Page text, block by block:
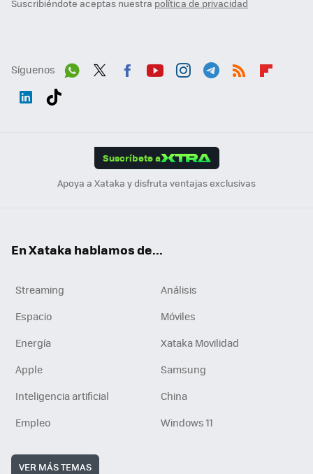
Suscribiéndote aceptas nuestra política de privacidad
Síguenos
Suscríbete a
Apoya a Xataka y disfruta ventajas exclusivas
En Xataka hablamos de...
Streaming
Análisis
Espacio
Móviles
Energía
Xataka Movilidad
Apple
Samsung
Inteligencia artificial
China
Empleo
Windows 11
VER MÁS TEMAS